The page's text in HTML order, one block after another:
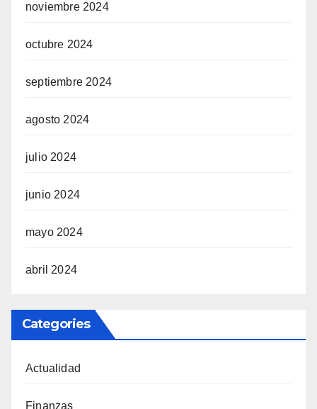
noviembre 2024
octubre 2024
septiembre 2024
agosto 2024
julio 2024
junio 2024
mayo 2024
abril 2024
Categories
Actualidad
Finanzas